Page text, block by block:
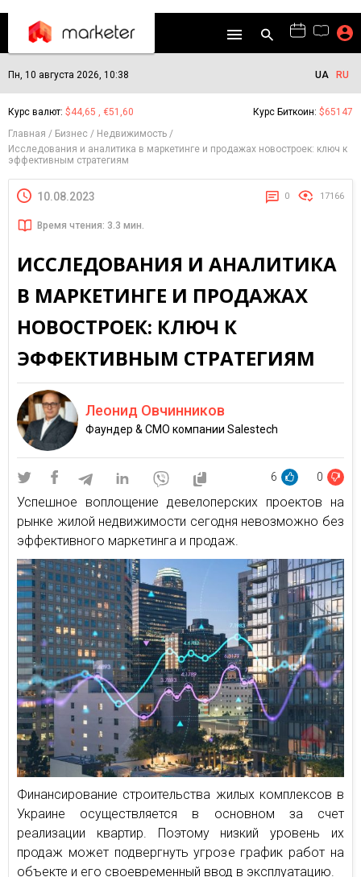
Пн, 10 августа 2026, 10:38 UA RU
Курс валют: $44,65 , €51,60 Курс Биткоин: $65147
Главная
Бизнес
Недвижимость
Исследования и аналитика в маркетинге и продажах новостроек: ключ к
эффективным стратегиям
10.08.2023 0 17166
Время чтения: 3.3 мин.
ИССЛЕДОВАНИЯ И АНАЛИТИКА
В МАРКЕТИНГЕ И ПРОДАЖАХ
НОВОСТРОЕК: КЛЮЧ К
ЭФФЕКТИВНЫМ СТРАТЕГИЯМ
Леонид Овчинников
Фаундер & CMO компании Salestech
6 0
Успешное воплощение девелоперских проектов на
рынке жилой недвижимости сегодня невозможно без
эффективного маркетинга и продаж.
Финансирование строительства жилых комплексов в
Украине осуществляется в основном за счет
реализации квартир. Поэтому низкий уровень их
продаж может подвергнуть угрозе график работ на
объекте и его своевременный ввод в эксплуатацию.